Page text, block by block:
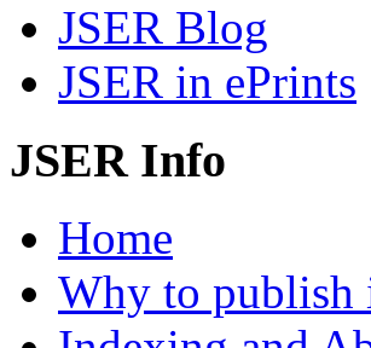
JSER Blog
JSER in ePrints
JSER Info
Home
Why to publish